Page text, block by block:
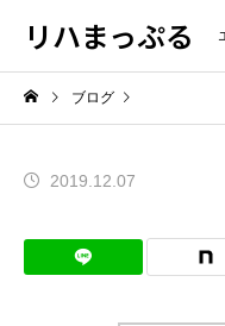
リハまっぷる
ブログ
2019.12.07